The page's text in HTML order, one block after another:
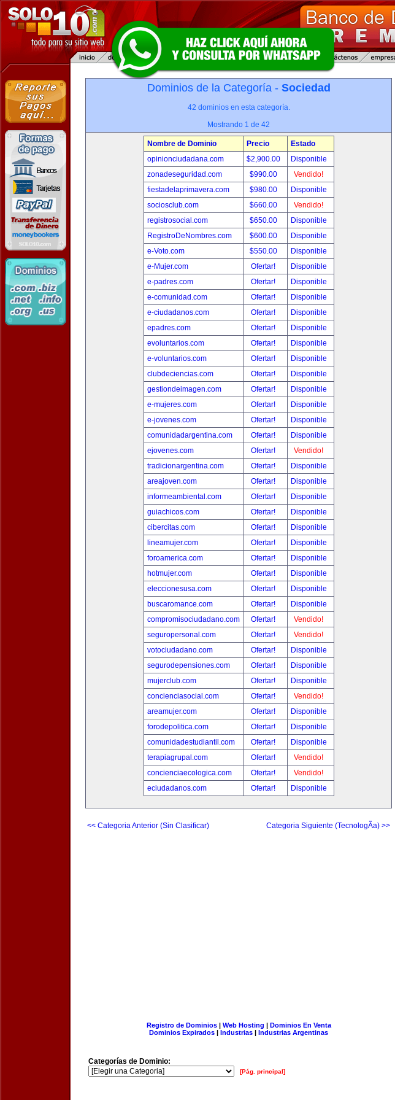
Dominios de la Categoría - Sociedad
42 dominios en esta categoría.
Mostrando 1 de 42
Nombre de Dominio Precio
Estado
opinionciudadana.com
$2,900.00
Disponible
zonadeseguridad.com
$990.00
Vendido!
fiestadelaprimavera.com
$980.00
Disponible
sociosclub.com
$660.00
Vendido!
registrosocial.com
$650.00
Disponible
RegistroDeNombres.com
$600.00
Disponible
e-Voto.com
$550.00
Disponible
e-Mujer.com
Ofertar!
Disponible
e-padres.com
Ofertar!
Disponible
e-comunidad.com
Ofertar!
Disponible
e-ciudadanos.com
Ofertar!
Disponible
epadres.com
Ofertar!
Disponible
evoluntarios.com
Ofertar!
Disponible
e-voluntarios.com
Ofertar!
Disponible
clubdeciencias.com
Ofertar!
Disponible
gestiondeimagen.com
Ofertar!
Disponible
e-mujeres.com
Ofertar!
Disponible
e-jovenes.com
Ofertar!
Disponible
comunidadargentina.com
Ofertar!
Disponible
ejovenes.com
Ofertar!
Vendido!
tradicionargentina.com
Ofertar!
Disponible
areajoven.com
Ofertar!
Disponible
informeambiental.com
Ofertar!
Disponible
guiachicos.com
Ofertar!
Disponible
cibercitas.com
Ofertar!
Disponible
lineamujer.com
Ofertar!
Disponible
foroamerica.com
Ofertar!
Disponible
hotmujer.com
Ofertar!
Disponible
eleccionesusa.com
Ofertar!
Disponible
buscaromance.com
Ofertar!
Disponible
compromisociudadano.com
Ofertar!
Vendido!
seguropersonal.com
Ofertar!
Vendido!
votociudadano.com
Ofertar!
Disponible
segurodepensiones.com
Ofertar!
Disponible
mujerclub.com
Ofertar!
Disponible
concienciasocial.com
Ofertar!
Vendido!
areamujer.com
Ofertar!
Disponible
forodepolitica.com
Ofertar!
Disponible
comunidadestudiantil.com
Ofertar!
Disponible
terapiagrupal.com
Ofertar!
Vendido!
concienciaecologica.com
Ofertar!
Vendido!
eciudadanos.com
Ofertar! Disponible
<< Categoria Anterior (Sin Clasificar) Categoria Siguiente (TecnologÃ­a) >>
Registro de Dominios| Web Hosting | Dominios En Venta
Dominios Expirados | Industrias | Industrias Argentinas
Categorías de Dominio:
[Pág. principal]